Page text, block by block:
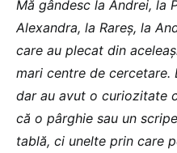
Mă gândesc la Andrei, la
Alexandra, la Rareș, la
care au plecat din
mari centre de cercetare.
dar au avut o curiozitate
că o pârghie sau un
tablă, ci unelte prin care